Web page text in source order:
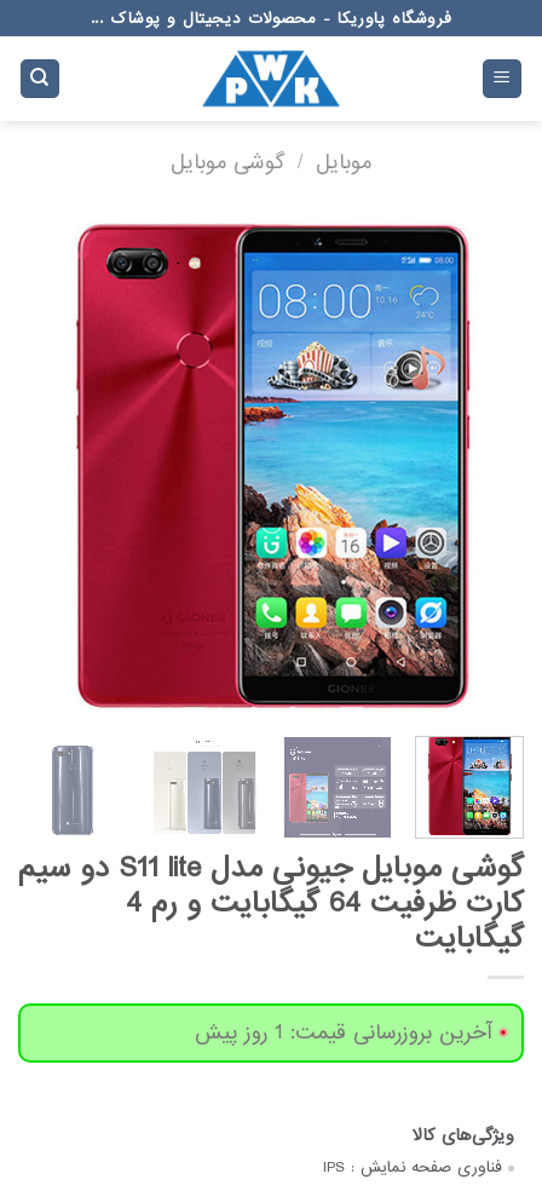
to
content
فروشگاه پاوریکا - محصولات دیجیتال و پوشاک ...
موبایل / گوشی موبایل
گوشی موبایل جیونی مدل S11 lite دو سیم
کارت ظرفیت 64 گیگابایت و رم 4
گیگابایت
آخرین بروزرسانی قیمت: 1 روز پیش
فناوری صفحه‌ نمایش : IPS